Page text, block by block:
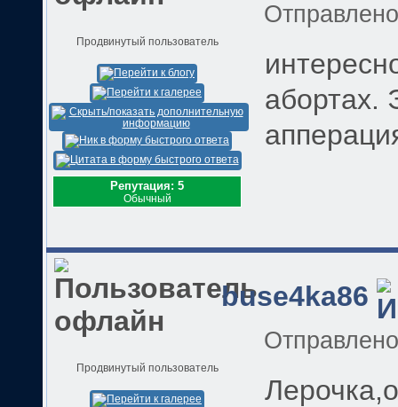
Продвинутый пользователь
Репутация: 5
Обычный
абортах.
buse4ka86
Продвинутый пользователь